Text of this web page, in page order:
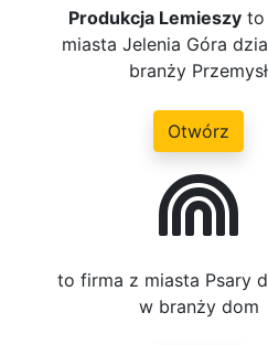
Produkcja Lemieszy to
miasta Jelenia Góra
branży Przemysł
Otwórz
to firma z miasta Psary
w branży dom